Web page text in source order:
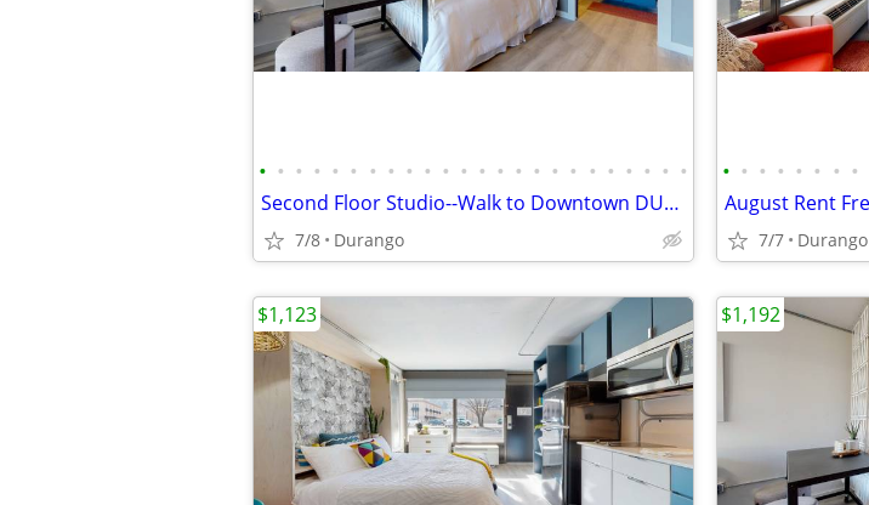
• • • • • • • • • • • • • • • • • • • • • • • •
Second Floor Studio--Walk to Downtown DURANGO!!
7/8 Durango
• • • • • • • •
7/7 Durango
$1,123 $1,192